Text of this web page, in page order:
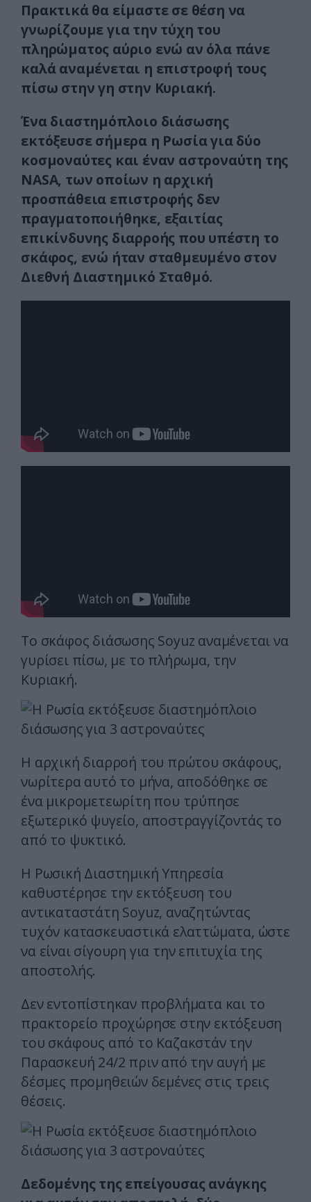
Πρακτικά θα είμαστε σε θέση να
γνωρίζουμε για την τύχη του
πληρώματος αύριο ενώ αν όλα πάνε
καλά αναμένεται η επιστροφή τους
πίσω στην γη στην Κυριακή.
Ένα διαστημόπλοιο διάσωσης
εκτόξευσε σήμερα η Ρωσία για δύο
κοσμοναύτες και έναν αστροναύτη της
NASA, των οποίων η αρχική
προσπάθεια επιστροφής δεν
πραγματοποιήθηκε, εξαιτίας
επικίνδυνης διαρροής που υπέστη το
σκάφος, ενώ ήταν σταθμευμένο στον
Διεθνή Διαστημικό Σταθμό.
Το σκάφος διάσωσης Soyuz αναμένεται να
γυρίσει πίσω, με το πλήρωμα, την
Κυριακή.
Η αρχική διαρροή του πρώτου σκάφους,
νωρίτερα αυτό το μήνα, αποδόθηκε σε
ένα μικρομετεωρίτη που τρύπησε
εξωτερικό ψυγείο, αποστραγγίζοντάς το
από το ψυκτικό.
Η Ρωσική Διαστημική Υπηρεσία
καθυστέρησε την εκτόξευση του
αντικαταστάτη Soyuz, αναζητώντας
τυχόν κατασκευαστικά ελαττώματα, ώστε
να είναι σίγουρη για την επιτυχία της
αποστολής.
Δεν εντοπίστηκαν προβλήματα και το
πρακτορείο προχώρησε στην εκτόξευση
του σκάφους από το Καζακστάν την
Παρασκευή 24/2 πριν από την αυγή με
δέσμες προμηθειών δεμένες στις τρεις
θέσεις.
Δεδομένης της επείγουσας ανάγκης